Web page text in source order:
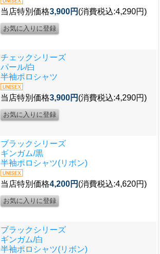
当店特別価格3,900円 (消費税込:4,290円)
チェックシリーズ
パール/白
半袖ポロシャツ
当店特別価格3,900円 (消費税込:4,290円)
ブラックシリーズ
ギンガム/黒
半袖ポロシャツ(リボン)
当店特別価格4,200円 (消費税込:4,620円)
ブラックシリーズ
ギンガム/白
半袖ポロシャツ(リボン)